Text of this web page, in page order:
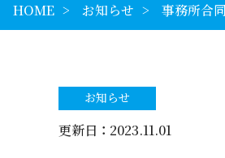
HOME お知らせ 事務所合
お知らせ
更新日 ： 2023.11.01